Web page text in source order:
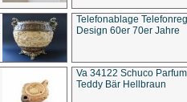
Telefonablage
Design 60er 70er Jahre
Va 34122 Schuco
Teddy Bär Hellbraun